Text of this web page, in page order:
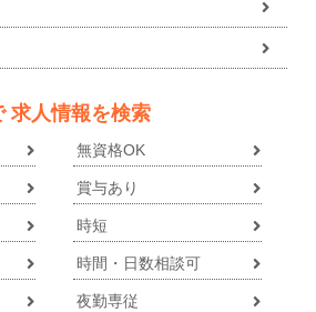
求人情報を検索
無資格OK
賞与あり
時短
時間・日数相談可
夜勤専従